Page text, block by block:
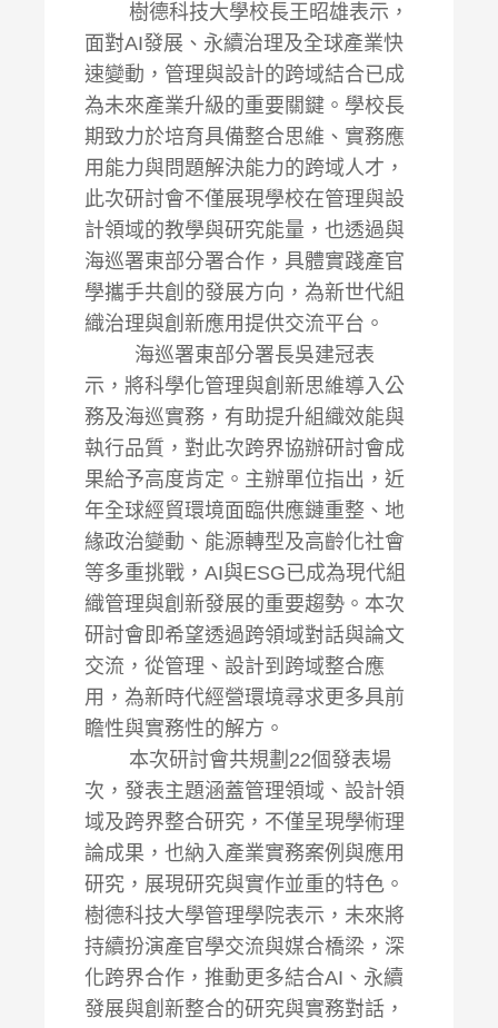
樹德科技大學校長王昭雄表示，
面對AI發展、永續治理及全球產業快
速變動，管理與設計的跨域結合已成
為未來產業升級的重要關鍵。學校長
期致力於培育具備整合思維、實務應
用能力與問題解決能力的跨域人才，
此次研討會不僅展現學校在管理與設
計領域的教學與研究能量，也透過與
海巡署東部分署合作，具體實踐產官
學攜手共創的發展方向，為新世代組
織治理與創新應用提供交流平台。
海巡署東部分署長吳建冠表
示，將科學化管理與創新思維導入公
務及海巡實務，有助提升組織效能與
執行品質，對此次跨界協辦研討會成
果給予高度肯定。主辦單位指出，近
年全球經貿環境面臨供應鏈重整、地
緣政治變動、能源轉型及高齡化社會
等多重挑戰，AI與ESG已成為現代組
織管理與創新發展的重要趨勢。本次
研討會即希望透過跨領域對話與論文
交流，從管理、設計到跨域整合應
用，為新時代經營環境尋求更多具前
瞻性與實務性的解方。
本次研討會共規劃22個發表場
次，發表主題涵蓋管理領域、設計領
域及跨界整合研究，不僅呈現學術理
論成果，也納入產業實務案例與應用
研究，展現研究與實作並重的特色。
樹德科技大學管理學院表示，未來將
持續扮演產官學交流與媒合橋梁，深
化跨界合作，推動更多結合AI、永續
發展與創新整合的研究與實務對話，